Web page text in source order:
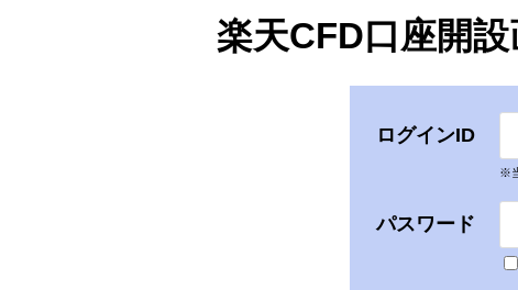
楽天CFD口座開
ログインID
※
パスワード